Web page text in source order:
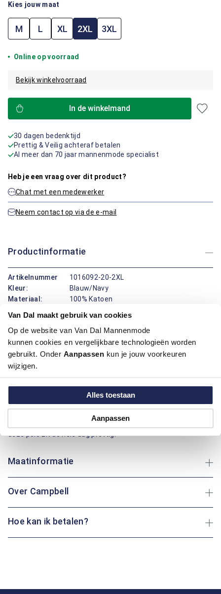
Van Dal maakt gebruik van cookies
Op de website van Van Dal Mannenmode
kunnen cookies en vergelijkbare technologieën worden
gebruikt. Onder Aanpassen kun je jouw voorkeuren
wijzigen.
Alles toestaan
Aanpassen
Kies jouw maat
M L XL 2XL 3XL
Online op voorraad
Bekijk winkelvoorraad
In de winkelmand
30 dagen bedenktijd
Prettig & Veilig achteraf betalen
Al meer dan 70 jaar mannenmode specialist
Heb je een vraag over dit product?
Chat met een medewerker
Neem contact op via de e-mail
Productinformatie
Artikelnummer
1016092-20-2XL
Kleur:
Blauw/Navy
Materiaal:
100% Katoen
Deze polo van Campbell draagt prettig en ziet er verzorgd uit.
Het katoen voelt zacht aan, ademt goed en helpt vocht snel
af te voeren, ideaal voor lange dagen. De regular fit pasvorm
geeft fijne bewegingsruimte en valt mooi recht. Het effen
dessin oogt rustig, terwijl het subtiele logo op de borst net
lang mooi blijft. Of je nu een rondje loopt of bezoek ontvangt:
deze polo zit de hele dag prettig.
Maatinformatie
Over Campbell
Hoe kan ik betalen?